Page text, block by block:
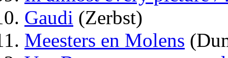
Gaudi (Zerbst)
Meesters en Molens